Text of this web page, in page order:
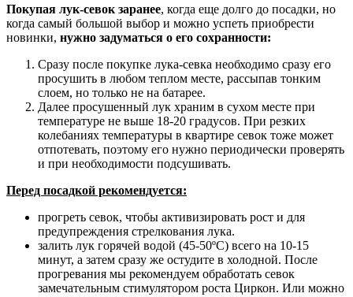
Покупая лук-севок заранее, когда еще долго до посадки, но
когда самый большой выбор и можно успеть приобрести
новинки, нужно задуматься о его сохранности:
Сразу после покупке лука-севка необходимо сразу его
просушить в любом теплом месте, рассыпав тонким
слоем, но только не на батарее.
Далее просушенный лук храним в сухом месте при
температуре не выше 18-20 градусов. При резких
колебаниях температуры в квартире севок тоже может
отпотевать, поэтому его нужно периодически проверять
и при необходимости подсушивать.
Перед посадкой рекомендуется:
прогреть севок, чтобы активизировать рост и для
предупреждения стрелкования лука.
залить лук горячей водой (45-50ºС) всего на 10-15
минут, а затем сразу же остудите в холодной. После
прогревания мы рекомендуем обработать севок
замечательным стимулятором роста Циркон. Или можно